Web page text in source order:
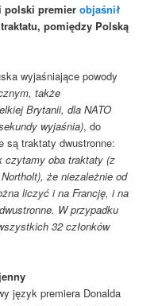
polski premierobjaśnił
pomiędzy Polską
wyjaśniające powody
także
Brytanii, dla NATO
wyjaśnia), do
są traktaty dwustronne:
czytamy oba traktaty (z
że niezależnie od
liczyć i na Francję, i na
W przypadku
32 członków
język premiera Donalda